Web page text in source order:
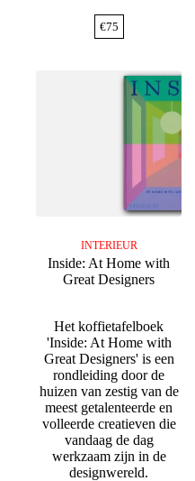
€75
INTERIEUR
Inside: At Home with
Great Designers
Het koffietafelboek
'Inside: At Home with
Great Designers' is een
rondleiding door de
huizen van zestig van de
meest getalenteerde en
volleerde creatieven die
vandaag de dag
werkzaam zijn in de
designwereld.